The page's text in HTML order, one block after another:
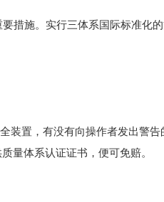
措施。实行三体系国际标准化
装置，有没有向操作者发出警告
量体系认证证书，便可免赔。